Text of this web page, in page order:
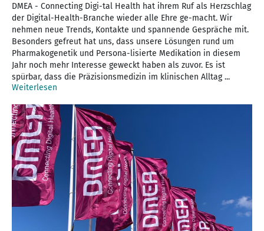
DMEA - Connecting Digi-tal Health hat ihrem Ruf als Herzschlag
der Digital-Health-Branche wieder alle Ehre ge-macht. Wir
nehmen neue Trends, Kontakte und spannende Gespräche mit.
Besonders gefreut hat uns, dass unsere Lösungen rund um
Pharmakogenetik und Persona-lisierte Medikation in diesem
Jahr noch mehr Interesse geweckt haben als zuvor. Es ist
spürbar, dass die Präzisionsmedizin im klinischen Alltag ...
Weiterlesen